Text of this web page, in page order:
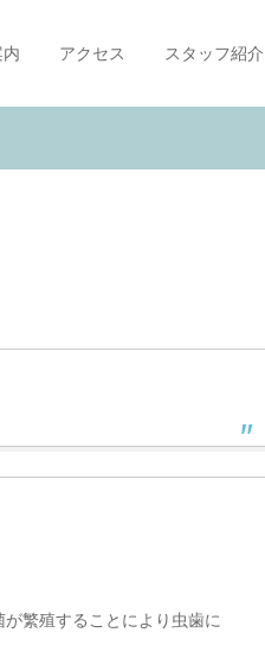
アクセス スタッフ紹介
繁殖することにより虫歯に